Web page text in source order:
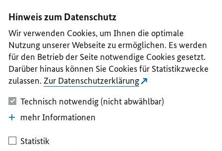
II
III
IV
V
Hinweis zum Datenschutz
Wir verwenden Cookies, um Ihnen die optimale
Nutzung unserer Webseite zu ermöglichen. Es werden
für den Betrieb der Seite notwendige Cookies gesetzt.
Darüber hinaus können Sie Cookies für Statistikzwecke
zulassen. Zur Datenschutzerklärung
Technisch notwendig (nicht abwählbar)
mehr Informationen
Statistik